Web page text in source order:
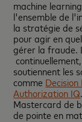
machine
l'ensemble de
la stratégie de
pour agir en
gérer la fraude.
soutiennent les
comme
Authorization IQ
Mastercard de
de pointe en